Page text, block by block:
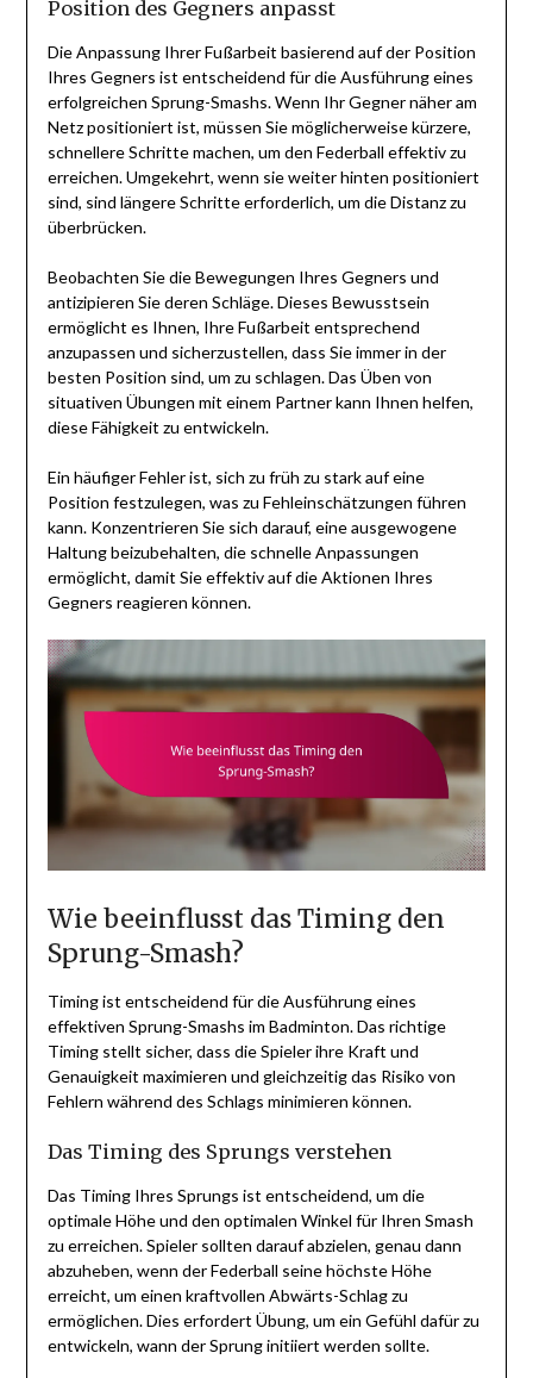
Position des Gegners anpasst
Die Anpassung Ihrer Fußarbeit basierend auf der Position
Ihres Gegners ist entscheidend für die Ausführung eines
erfolgreichen Sprung-Smashs. Wenn Ihr Gegner näher am
Netz positioniert ist, müssen Sie möglicherweise kürzere,
schnellere Schritte machen, um den Federball effektiv zu
erreichen. Umgekehrt, wenn sie weiter hinten positioniert
sind, sind längere Schritte erforderlich, um die Distanz zu
überbrücken.
Beobachten Sie die Bewegungen Ihres Gegners und
antizipieren Sie deren Schläge. Dieses Bewusstsein
ermöglicht es Ihnen, Ihre Fußarbeit entsprechend
anzupassen und sicherzustellen, dass Sie immer in der
besten Position sind, um zu schlagen. Das Üben von
situativen Übungen mit einem Partner kann Ihnen helfen,
diese Fähigkeit zu entwickeln.
Ein häufiger Fehler ist, sich zu früh zu stark auf eine
Position festzulegen, was zu Fehleinschätzungen führen
kann. Konzentrieren Sie sich darauf, eine ausgewogene
Haltung beizubehalten, die schnelle Anpassungen
ermöglicht, damit Sie effektiv auf die Aktionen Ihres
Gegners reagieren können.
Wie beeinflusst das Timing den
Sprung-Smash?
Timing ist entscheidend für die Ausführung eines
effektiven Sprung-Smashs im Badminton. Das richtige
Timing stellt sicher, dass die Spieler ihre Kraft und
Genauigkeit maximieren und gleichzeitig das Risiko von
Fehlern während des Schlags minimieren können.
Das Timing des Sprungs verstehen
Das Timing Ihres Sprungs ist entscheidend, um die
optimale Höhe und den optimalen Winkel für Ihren Smash
zu erreichen. Spieler sollten darauf abzielen, genau dann
abzuheben, wenn der Federball seine höchste Höhe
erreicht, um einen kraftvollen Abwärts-Schlag zu
ermöglichen. Dies erfordert Übung, um ein Gefühl dafür zu
entwickeln, wann der Sprung initiiert werden sollte.